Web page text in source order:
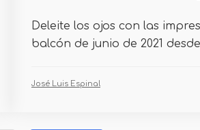
Deleite los ojos con las
balcón de junio de 2021
José Luis Espinal